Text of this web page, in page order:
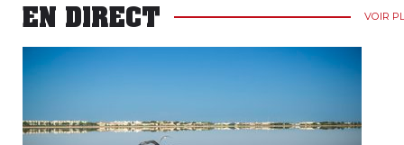
EN DIRECT VOIR